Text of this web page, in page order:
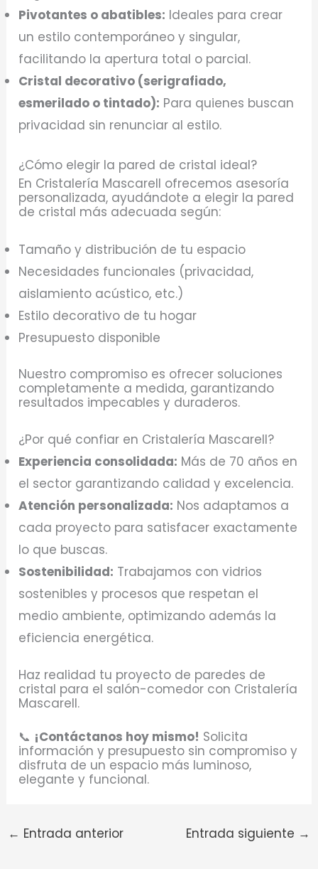
Pivotantes o abatibles: Ideales para crear
un estilo contemporáneo y singular,
facilitando la apertura total o parcial.
Cristal decorativo (serigrafiado,
esmerilado o tintado): Para quienes buscan
privacidad sin renunciar al estilo.
¿Cómo elegir la pared de cristal ideal?
En Cristalería Mascarell ofrecemos asesoría
personalizada, ayudándote a elegir la pared
de cristal más adecuada según:
Tamaño y distribución de tu espacio
Necesidades funcionales (privacidad,
aislamiento acústico, etc.)
Estilo decorativo de tu hogar
Presupuesto disponible
Nuestro compromiso es ofrecer soluciones
completamente a medida, garantizando
resultados impecables y duraderos.
¿Por qué confiar en Cristalería Mascarell?
Experiencia consolidada: Más de 70 años en
el sector garantizando calidad y excelencia.
Atención personalizada: Nos adaptamos a
cada proyecto para satisfacer exactamente
lo que buscas.
Sostenibilidad: Trabajamos con vidrios
sostenibles y procesos que respetan el
medio ambiente, optimizando además la
eficiencia energética.
Haz realidad tu proyecto de paredes de
cristal para el salón-comedor con Cristalería
Mascarell.
📞 ¡Contáctanos hoy mismo! Solicita
información y presupuesto sin compromiso y
disfruta de un espacio más luminoso,
elegante y funcional.
← Entrada anterior Entrada siguiente →